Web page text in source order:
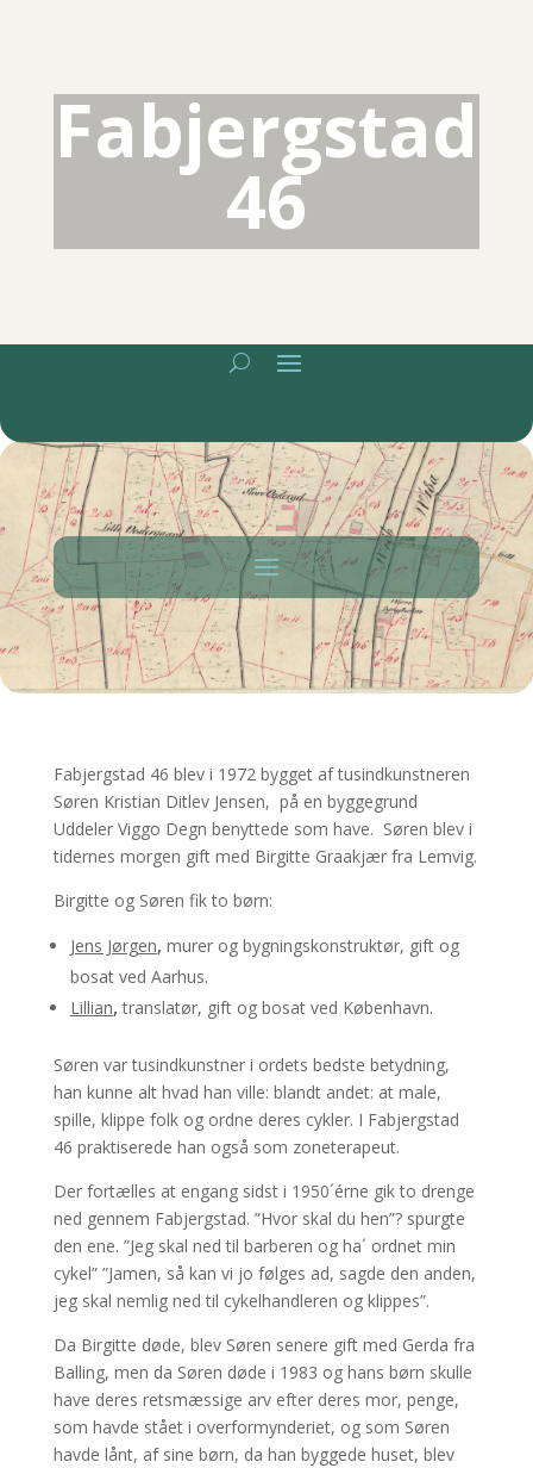
Fabjergstad
46
Fabjergstad 46 blev i 1972 bygget af tusindkunstneren
Søren Kristian Ditlev Jensen, på en byggegrund
Uddeler Viggo Degn benyttede som have. Søren blev i
tidernes morgen gift med Birgitte Graakjær fra Lemvig.
Birgitte og Søren fik to børn:
Jens Jørgen, murer og bygningskonstruktør, gift og
bosat ved Aarhus.
Lillian, translatør, gift og bosat ved København.
Søren var tusindkunstner i ordets bedste betydning,
han kunne alt hvad han ville: blandt andet: at male,
spille, klippe folk og ordne deres cykler. I Fabjergstad
46 praktiserede han også som zoneterapeut.
Der fortælles at engang sidst i 1950´érne gik to drenge
ned gennem Fabjergstad. ”Hvor skal du hen”? spurgte
den ene. ”Jeg skal ned til barberen og ha´ ordnet min
cykel” ”Jamen, så kan vi jo følges ad, sagde den anden,
jeg skal nemlig ned til cykelhandleren og klippes”.
Da Birgitte døde, blev Søren senere gift med Gerda fra
Balling, men da Søren døde i 1983 og hans børn skulle
have deres retsmæssige arv efter deres mor, penge,
som havde stået i overformynderiet, og som Søren
havde lånt, af sine børn, da han byggede huset, blev